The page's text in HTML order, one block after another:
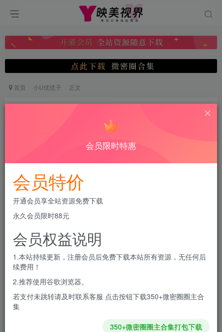
首页 小U优优子 正文
抖音 小U优优子 VIP 微密圈 NO.021期 【17P】最
2月24日 09:37发布
0 228 11
此内容为付费阅读，请付费后查看
黄金会员 免费
您暂无购买权限，请先开通会员
付费阅读
会员限时特惠
会员特价
开通会员享全站资源免费下载
永久会员限时88元
会员权益说明
1.本站持续更新，注册会员后免费下载本站所有资源，无任何后
续费用！
2.推荐使用谷歌浏览器。
若支付未跳转请及时联系客服 点击按钮下载350+微密圈圈主合
集
350+微密圈圈主合集打包下载